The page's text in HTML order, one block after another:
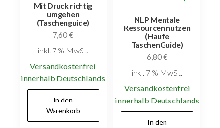
Mit Druck richtig
umgehen
(Taschenguide)
7,60€
inkl. 7 % MwSt.
Versandkostenfrei
innerhalb Deutschlands
In den
Warenkorb
NLP Mentale
Ressourcen nutzen
(Haufe
TaschenGuide)
6,80€
inkl. 7 % MwSt.
Versandkostenfrei
innerhalb Deutschlands
In den